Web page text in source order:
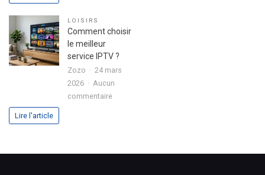
meilleur
IPTV
LOISIRS
Comment choisir
le meilleur
service IPTV ?
Zozo
24 mars
2026
Aucun
commentairesur
Lire l'article